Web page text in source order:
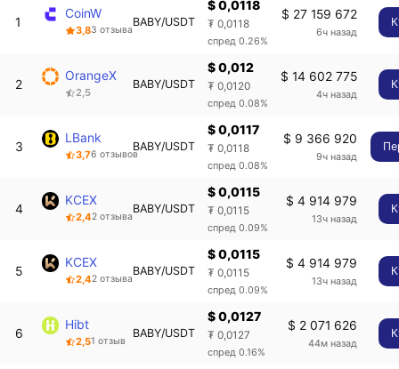
1
CoinW
3,83 отзыва
BABY/USDT
$ 0,0118
₮ 0,0118
спред 0.26%
$ 27 159 672
6ч назад
2
OrangeX
2,5
BABY/USDT
$ 0,012
₮ 0,0120
спред 0.08%
$ 14 602 775
4ч назад
3
LBank
3,76 отзывов
BABY/USDT
$ 0,0117
₮ 0,0118
спред 0.08%
$ 9 366 920
9ч назад
4
KCEX
2,42 отзыва
BABY/USDT
$ 0,0115
₮ 0,0115
спред 0.09%
$ 4 914 979
13ч назад
5
KCEX
2,42 отзыва
BABY/USDT
$ 0,0115
₮ 0,0115
спред 0.09%
$ 4 914 979
13ч назад
6
Hibt
2,51 отзыв
BABY/USDT
$ 0,0127
₮ 0,0127
спред 0.16%
$ 2 071 626
44м назад